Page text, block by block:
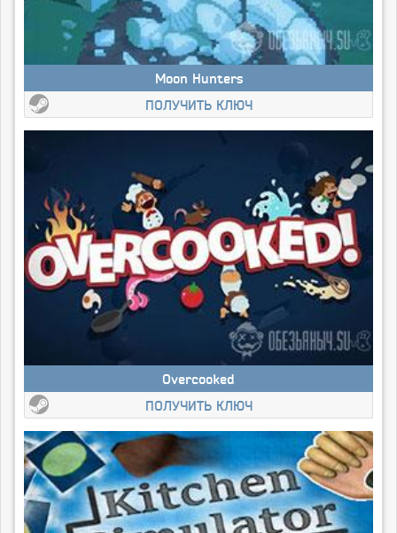
Moon Hunters
ПОЛУЧИТЬ КЛЮЧ
Overcooked
ПОЛУЧИТЬ КЛЮЧ